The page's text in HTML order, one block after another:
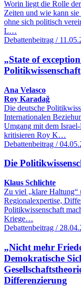
Worin liegt die Rolle
Zeiten und wie kann
ohne sich politisch
L…
Debattenbeitrag /
„State of
Politikwissenschaft
Ana Velasco
Roy Karadağ
Die deutsche
Internationalen
Umgang mit dem
kritisieren Roy K…
Debattenbeitrag /
Die
Klaus Schlichte
Zu viel „klare Haltung“
Regionalexpertise,
Politikwissenschaft
Kriege…
Debattenbeitrag /
„Nicht mehr
Demokratische
Differenzierung